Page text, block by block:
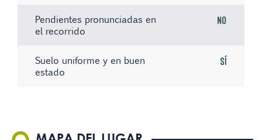
Pendientes pronunciadas en
el recorrido
No
Suelo uniforme y en buen
estado
Sí